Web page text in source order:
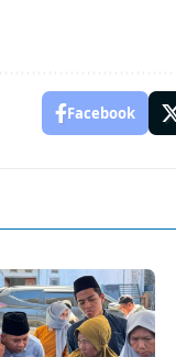
Facebook